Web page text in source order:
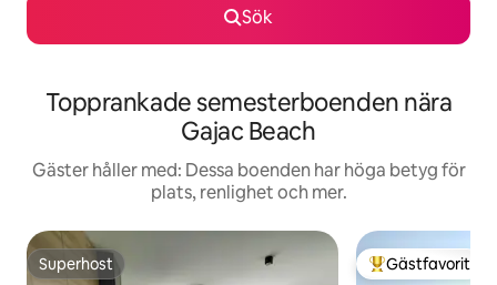
Sök
Topprankade semesterboenden nära
Gajac Beach
Gäster håller med: Dessa boenden har höga betyg för
plats, renlighet och mer.
Superhost
Superhost Populär
Gästfavorit